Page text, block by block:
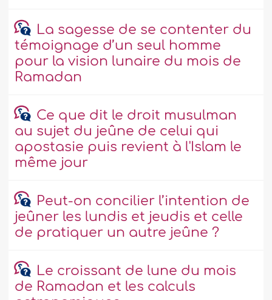
La sagesse de se contenter du
témoignage d’un seul homme
pour la vision lunaire du mois de
Ramadan
Ce que dit le droit musulman
au sujet du jeûne de celui qui
apostasie puis revient à l'Islam le
même jour
Peut-on concilier l’intention de
jeûner les lundis et jeudis et celle
de pratiquer un autre jeûne ?
Le croissant de lune du mois
de Ramadan et les calculs